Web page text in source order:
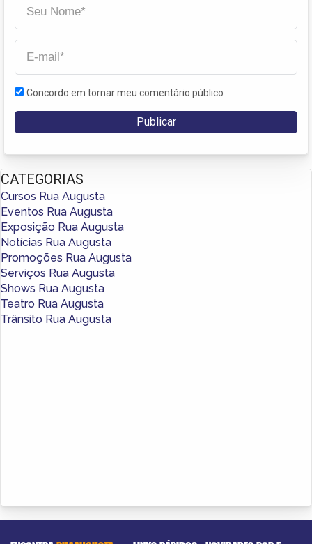
Concordo em tornar meu comentário público
CATEGORIAS
Cursos Rua Augusta
Eventos Rua Augusta
Exposição Rua Augusta
Notícias Rua Augusta
Promoções Rua Augusta
Serviços Rua Augusta
Shows Rua Augusta
Teatro Rua Augusta
Trânsito Rua Augusta